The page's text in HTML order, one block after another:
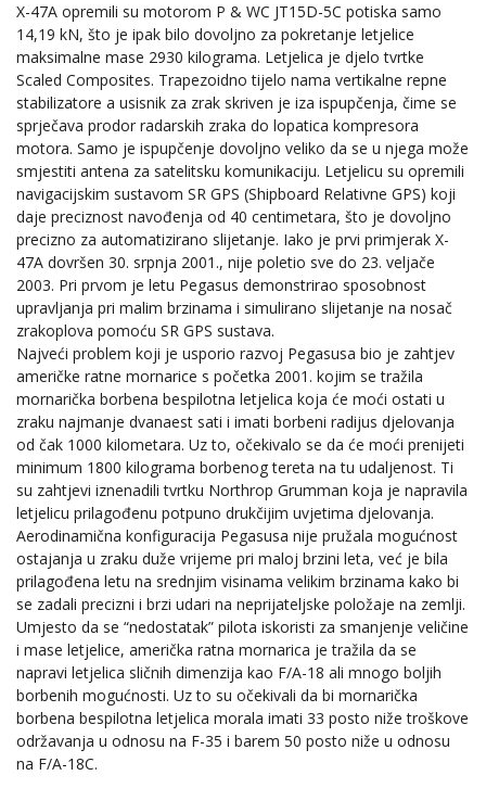
X-47A opremili su motorom P & WC JT15D-5C potiska samo
14,19 kN, što je ipak bilo dovoljno za pokretanje letjelice
maksimalne mase 2930 kilograma. Letjelica je djelo tvrtke
Scaled Composites. Trapezoidno tijelo nama vertikalne repne
stabilizatore a usisnik za zrak skriven je iza ispupčenja, čime se
sprječava prodor radarskih zraka do lopatica kompresora
motora. Samo je ispupčenje dovoljno veliko da se u njega može
smjestiti antena za satelitsku komunikaciju. Letjelicu su opremili
navigacijskim sustavom SR GPS (Shipboard Relativne GPS) koji
daje preciznost navođenja od 40 centimetara, što je dovoljno
precizno za automatizirano slijetanje. Iako je prvi primjerak X-
47A dovršen 30. srpnja 2001., nije poletio sve do 23. veljače
2003. Pri prvom je letu Pegasus demonstrirao sposobnost
upravljanja pri malim brzinama i simulirano slijetanje na nosač
zrakoplova pomoću SR GPS sustava.
Najveći problem koji je usporio razvoj Pegasusa bio je zahtjev
američke ratne mornarice s početka 2001. kojim se tražila
mornarička borbena bespilotna letjelica koja će moći ostati u
zraku najmanje dvanaest sati i imati borbeni radijus djelovanja
od čak 1000 kilometara. Uz to, očekivalo se da će moći prenijeti
minimum 1800 kilograma borbenog tereta na tu udaljenost. Ti
su zahtjevi iznenadili tvrtku Northrop Grumman koja je napravila
letjelicu prilagođenu potpuno drukčijim uvjetima djelovanja.
Aerodinamična konfiguracija Pegasusa nije pružala mogućnost
ostajanja u zraku duže vrijeme pri maloj brzini leta, već je bila
prilagođena letu na srednjim visinama velikim brzinama kako bi
se zadali precizni i brzi udari na neprijateljske položaje na zemlji.
Umjesto da se “nedostatak” pilota iskoristi za smanjenje veličine
i mase letjelice, američka ratna mornarica je tražila da se
napravi letjelica sličnih dimenzija kao F/A-18 ali mnogo boljih
borbenih mogućnosti. Uz to su očekivali da bi mornarička
borbena bespilotna letjelica morala imati 33 posto niže troškove
održavanja u odnosu na F-35 i barem 50 posto niže u odnosu
na F/A-18C.